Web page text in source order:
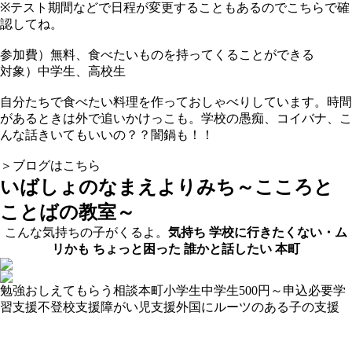
※テスト期間などで日程が変更することもあるのでこちらで確
認してね。
参加費）無料、食べたいものを持ってくることができる
対象）中学生、高校生
自分たちで食べたい料理を作っておしゃべりしています。時間
があるときは外で追いかけっこも。学校の愚痴、コイバナ、こ
んな話きいてもいいの？？闇鍋も！！
＞ブログはこちら
いばしょのなまえ よりみち～こころと
ことばの教室～
こんな気持ちの子がくるよ。 気持ち 学校に行きたくない・ム
リかも ちょっと困った 誰かと話したい 本町
勉強おしえてもらう 相談本町小学生中学生500円～ 申込必要学
習支援不登校支援障がい児支援外国にルーツのある子の支援